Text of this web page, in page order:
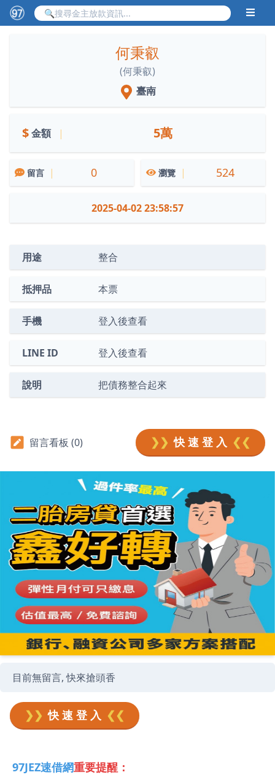
何秉叡
(何秉叡)
臺南
$金額 | 5萬
留言 | 0 瀏覽 | 524
2025-04-02 23:58:57
用途 整合
抵押品 本票
手機 登入後查看
LINE ID 登入後查看
說明 把債務整合起來
留言看板 (0) ❯❯ 快 速 登 入 ❮❮
目前無留言, 快來搶頭香
❯❯ 快 速 登 入 ❮❮
97JEZ速借網重要提醒：